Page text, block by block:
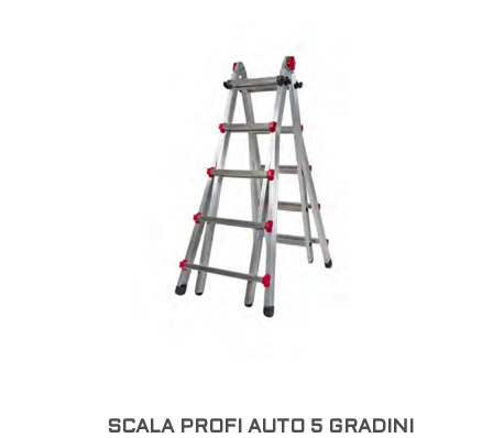
SCALA PROFI AUTO 5 GRADINI